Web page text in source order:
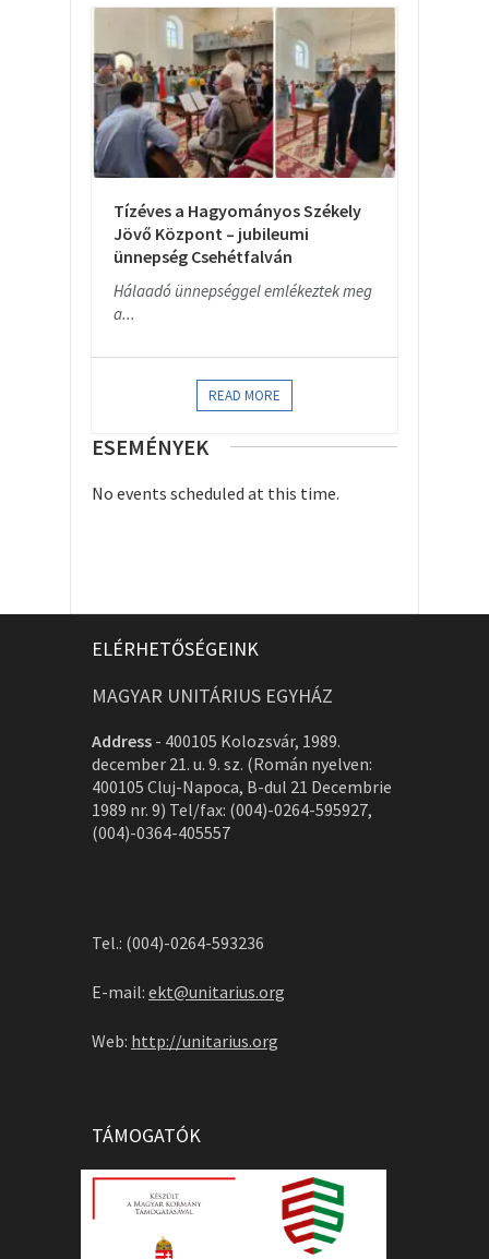
Tízéves a Hagyományos Székely
Jövő Központ – jubileumi
ünnepség Csehétfalván
Hálaadó ünnepséggel emlékeztek meg
a...
READ MORE
ESEMÉNYEK
No events scheduled at this time.
ELÉRHETŐSÉGEINK
MAGYAR UNITÁRIUS EGYHÁZ
Address - 400105 Kolozsvár, 1989.
december 21. u. 9. sz. (Román nyelven:
400105 Cluj-Napoca, B-dul 21 Decembrie
1989 nr. 9) Tel/fax: (004)-0264-595927,
(004)-0364-405557
Tel.: (004)-0264-593236
E-mail: ekt@unitarius.org
Web: http://unitarius.org
TÁMOGATÓK